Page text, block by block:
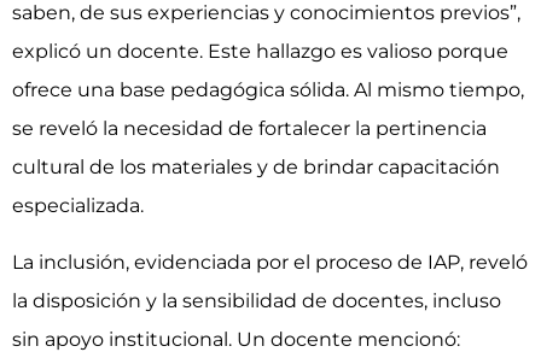
saben, de sus experiencias y conocimientos previos”,
explicó un docente. Este hallazgo es valioso porque
ofrece una base pedagógica sólida. Al mismo tiempo,
se reveló la necesidad de fortalecer la pertinencia
cultural de los materiales y de brindar capacitación
especializada.
La inclusión, evidenciada por el proceso de IAP, reveló
la disposición y la sensibilidad de docentes, incluso
sin apoyo institucional. Un docente mencionó: